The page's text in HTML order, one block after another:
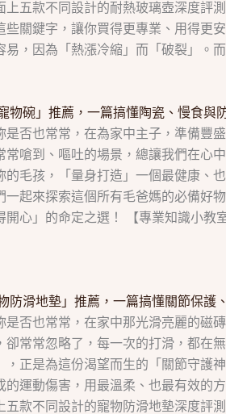
上五款不同設計的耐熱玻璃壺深度評
些關鍵字，讓你買得更專業、用得
易，因為「熱漲冷縮」而「破裂」。
物碗」推薦，一篇搞懂陶瓷、慢食與
否也常常，在為家中主子，準備豐
嗆到、嘔吐的場景，總讓我們在心
毛孩，「量身打造」一個最健康、
一起來探索這個所有毛爸媽的必備好
心」的命定之選！ 【專業知識小
防滑地墊」推薦，一篇搞懂關節保護
是否也常常，在家中那光滑亮麗的磁
常常忽略了，每一次的打滑，都在
，正是為這份渴望而生的「關節守護
的運動傷害，用最溫柔、也最有效的
款不同設計的寵物防滑地墊深度評